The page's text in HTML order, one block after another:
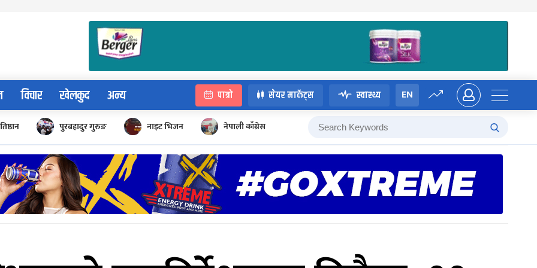
विचार खेलकुद अन्य पात्रो सेयर मार्केट्स स्वास्थ्य EN
पुरबहादुर गुरुङ नाइट भिजन नेपाली काँग्रेस